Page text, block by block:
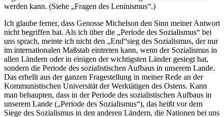
werden kann. (Siehe „Fragen des Leninismus“.)
Ich glaube ferner, dass Genosse Michelson den Sinn meiner Antwort
nicht begriffen hat. Als ich über die „Periode des Sozialismus“ bei
uns sprach, meinte ich nicht den „End“sieg des Sozialismus, der nur
im internationalen Maßstab eintreten kann, wenn der Sozialismus in
allen Ländern oder in einigen der wichtigsten Länder gesiegt hat,
sondern die Periode des sozialistischen Aufbaus in unserem Lande.
Das erhellt aus der ganzen Fragestellung in meiner Rede an der
Kommunistischen Universität der Werktätigen des Ostens. Kann
man behaupten, dass in der Periode des sozialistischen Aufbaus in
unserem Lande („Periode des Sozialismus“), das heißt vor dem
Siege des Sozialismus in den anderen Ländern, die Nationen bei uns